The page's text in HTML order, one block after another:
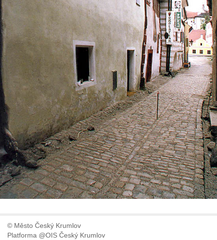
© Město Český Krumlov
Platforma @OIS Český Krumlov